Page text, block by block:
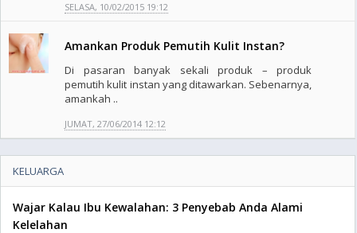
SELASA, 10/02/2015 19:12
Amankan Produk Pemutih Kulit Instan?
Di pasaran banyak sekali produk – produk
pemutih kulit instan yang ditawarkan. Sebenarnya,
amankah ..
JUMAT, 27/06/2014 12:12
KELUARGA
Wajar Kalau Ibu Kewalahan: 3 Penyebab Anda Alami
Kelelahan